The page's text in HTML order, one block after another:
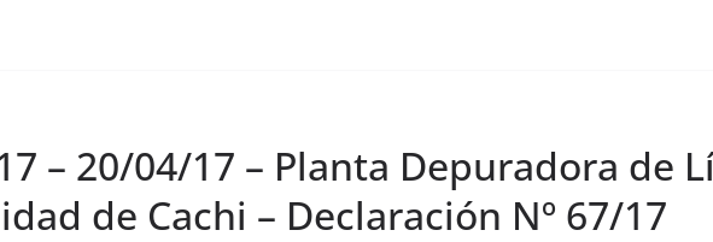
– 20/04/17 – Planta Depuradora de
de Cachi – Declaración Nº 67/17